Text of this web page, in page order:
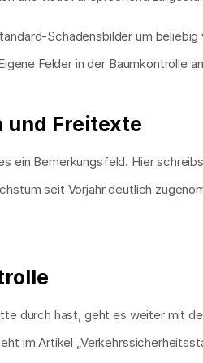
Schadensbilder um
Felder in der Baumkontrolle
und Freitexte
ein Bemerkungsfeld. Hier
seit Vorjahr deutlich
durch hast, geht es weiter mit
im Artikel